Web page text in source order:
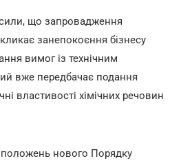
що запровадження
занепокоєння бізнесу
вимог із технічним
вже передбачає подання
властивості хімічних речовин
нового Порядку